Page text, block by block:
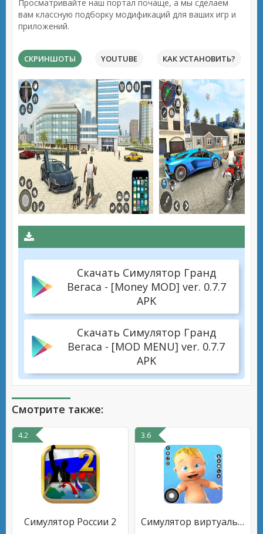
Просматривайте наш портал почаще, а мы сделаем
вам классную подборку модификаций для ваших игр и
приложений.
СКРИНШОТЫ YOUTUBE КАК УСТАНОВИТЬ?
Скачать Симулятор Гранд
Вегаса - [Money MOD] ver. 0.7.7
APK
Скачать Симулятор Гранд
Вегаса - [MOD MENU] ver. 0.7.7
APK
Смотрите также:
4.2
Симулятор России 2
3.6
Симулятор виртуальной мамы